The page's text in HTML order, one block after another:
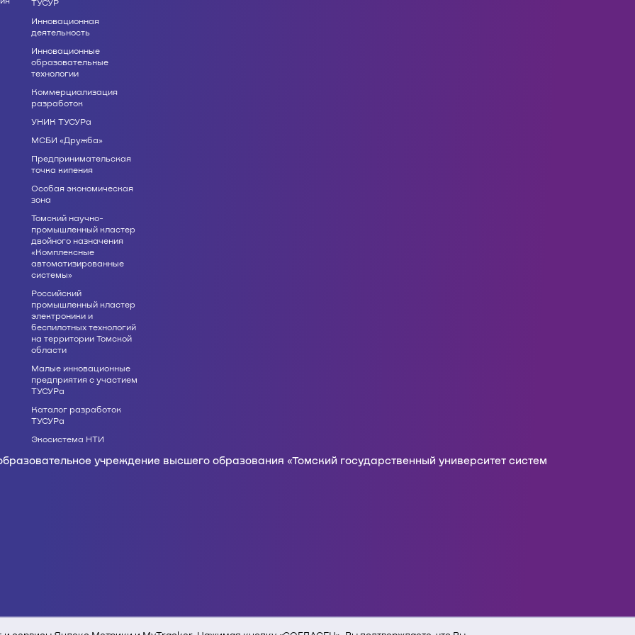
Инновационная
деятельность
Инновационные
образовательные
технологии
Коммерциализация
разработок
УНИК ТУСУРа
МСБИ «Дружба»
Предпринимательская
точка кипения
Особая экономическая
зона
Томский научно-
промышленный кластер
двойного назначения
«Комплексные
автоматизированные
системы»
Российский
промышленный кластер
электроники и
беспилотных технологий
на территории Томской
области
Малые инновационные
предприятия с участием
ТУСУРа
Каталог разработок
ТУСУРа
Экосистема НТИ
учреждение высшего образования «Томский государственный университет систем